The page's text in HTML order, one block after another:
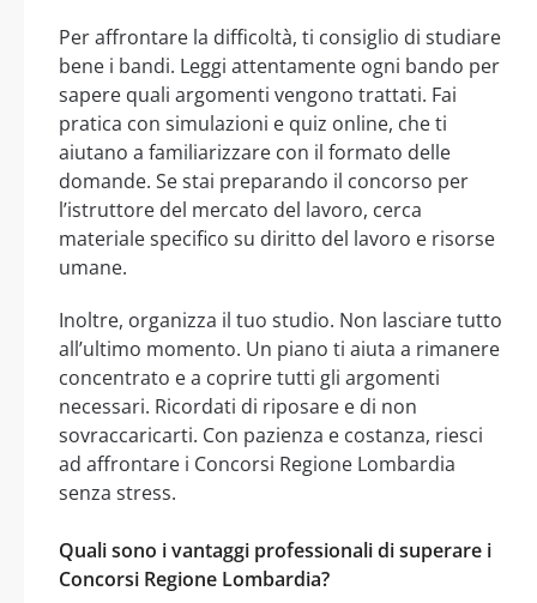
Per affrontare la difficoltà, ti consiglio di studiare
bene i bandi. Leggi attentamente ogni bando per
sapere quali argomenti vengono trattati. Fai
pratica con simulazioni e quiz online, che ti
aiutano a familiarizzare con il formato delle
domande. Se stai preparando il concorso per
l’istruttore del mercato del lavoro, cerca
materiale specifico su diritto del lavoro e risorse
umane.
Inoltre, organizza il tuo studio. Non lasciare tutto
all’ultimo momento. Un piano ti aiuta a rimanere
concentrato e a coprire tutti gli argomenti
necessari. Ricordati di riposare e di non
sovraccaricarti. Con pazienza e costanza, riesci
ad affrontare i Concorsi Regione Lombardia
senza stress.
Quali sono i vantaggi professionali di superare i
Concorsi Regione Lombardia?